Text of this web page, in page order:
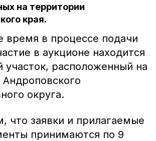
на территории
края.
время в процессе подачи
в аукционе находится
участок, расположенный на
округа.
что заявки и прилагаемые
принимаются по 9